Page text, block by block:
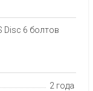
Disc 6 болтов
2 года